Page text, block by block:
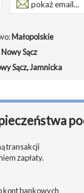
pokaż email...
Małopolskie
Nowy Sącz
Sącz, Jamnicka
transakcji
zapłaty.
kont bankowych